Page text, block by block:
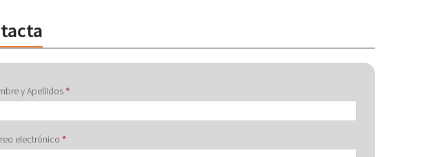
y Apellidos*
electrónico *